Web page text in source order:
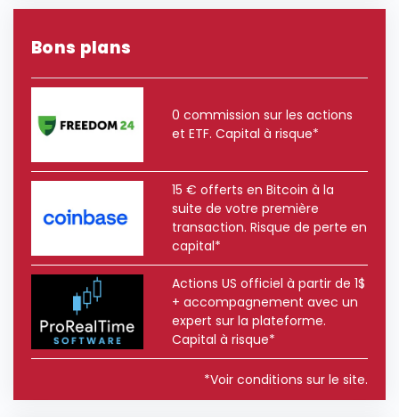
Bons plans
0 commission sur les actions
et ETF. Capital à risque*
15 € offerts en Bitcoin à la
suite de votre première
transaction. Risque de perte en
capital*
Actions US officiel à partir de 1$
+ accompagnement avec un
expert sur la plateforme.
Capital à risque*
*Voir conditions sur le site.